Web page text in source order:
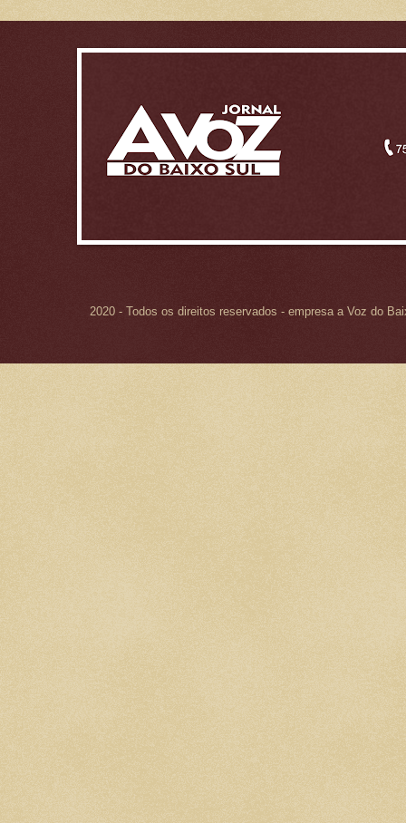
2020 - Todos os direitos reservados - empresa a Voz do